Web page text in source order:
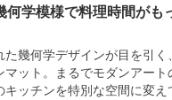
何学模様で料理時間がも
た幾何学デザインが目を引く
マット。まるでモダンアー
キッチンを特別な空間に変え